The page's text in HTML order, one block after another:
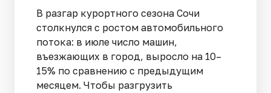
В разгар курортного сезона Сочи
столкнулся с ростом автомобильного
потока: в июле число машин,
въезжающих в город, выросло на 10–
15% по сравнению с предыдущим
месяцем. Чтобы разгрузить